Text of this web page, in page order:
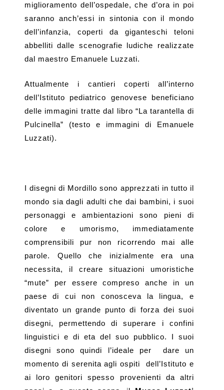
miglioramento dell’ospedale, che d’ora in poi
saranno anch’essi in sintonia con il mondo
dell’infanzia, coperti da giganteschi teloni
abbelliti dalle scenografie ludiche realizzate
dal maestro Emanuele Luzzati.
Attualmente i cantieri coperti all’interno
dell’Istituto pediatrico genovese beneficiano
delle immagini tratte dal libro “La tarantella di
Pulcinella” (testo e immagini di Emanuele
Luzzati).
I disegni di Mordillo sono apprezzati in tutto il
mondo sia dagli adulti che dai bambini, i suoi
personaggi e ambientazioni sono pieni di
colore e umorismo, immediatamente
comprensibili pur non ricorrendo mai alle
parole. Quello che inizialmente era una
necessita, il creare situazioni umoristiche
“mute” per essere compreso anche in un
paese di cui non conosceva la lingua, e
diventato un grande punto di forza dei suoi
disegni, permettendo di superare i confini
linguistici e di eta del suo pubblico. I suoi
disegni sono quindi l’ideale per
dare un
momento di serenita agli ospiti
dell’Istituto e
ai loro genitori spesso provenienti da altri